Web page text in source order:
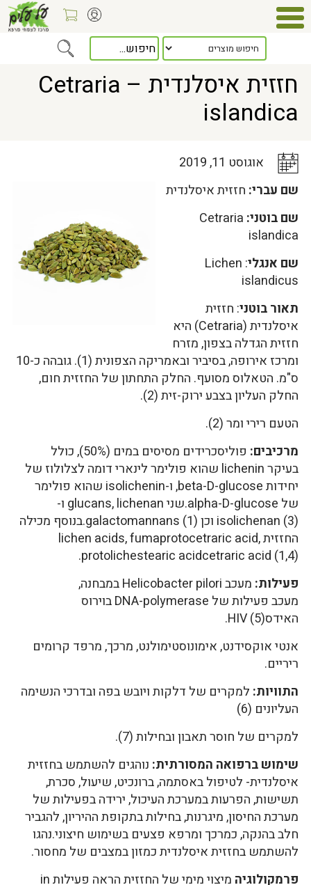
כלל המאמרים> חזזית איסלנדית – Cetraria islandica
חזזית איסלנדית – Cetraria
islandica
אוגוסט 11, 2019
שם עברי: חזזית איסלנדית
שם בוטני: Cetraria
islandica
שם אנגלי : Lichen
islandicus
תאור בוטני: חזזית
איסלנדית (Cetraria) היא
חזזית הגדלה בצפון, מזרח
ומרכז אירופה, בסיביר ובאמריקה הצפונית (1). גובהה כ-10
ס"מ. הטאלוס מסועף. החלק התחתון של החזזית חום,
החלק העליון בצבע ירוק-זית (2).
הטעם רירי ומר (2).
מרכיבים:
פוליסכרידים מסיסים במים (50%), כולל
בעיקר lichenin שהוא פולימר לינארי דומה לצלולוז של
יחידות beta-D-glucose, ו-isolichenin שהוא פולימר
של alpha-D-glucose.שני glucans, lichenan ו-
isolichenan (3) וכן galactomannans (1).בנוסף מכילה
החזזית lichen acids, fumaprotocetraric acid,
protolichestearic acidcetraric acid (1,4).
פעילות:
מעכב Helicobacter pilori במבחנה,
מעכב פעילות של DNA-polymerase בוירוס
האידסHIV (5).
אנטי אוקסידנט, אימונוסטימולנט, מרכך, מרפד קרומים
ריריים.
התוויות: למקרים של דלקות ויובש בפה ובדרכי הנשימה
העליונים (6)
למקרים של חוסר תאבון ובחילות (7).
שימוש ברפואה המסורתית: נוהגים להשתמש בחזזית
איסלנדית- לטיפול באסתמה, ברונכיט, שיעול, סכרת,
תשישות, הפרעות במערכת העיכול, ירידה בפעילות של
מערכת החיסון, מיגרנות, בחילות בתקופת ההיריון, להגביר
חלב בהנקה, כמרכך ומרפא פצעים בשימוש חיצוני.נהגו
להשתמש בחזזית איסלנדית כמזון במצבים של מחסור.
פרמקולוגיה
מיצוי מימי של החזזית הראה פעילות in